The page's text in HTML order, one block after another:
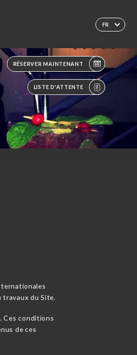
FR
RÉSERVER MAINTENANT
LISTE D'ATTENTE
travaux du Site.
Ces conditions
de ces